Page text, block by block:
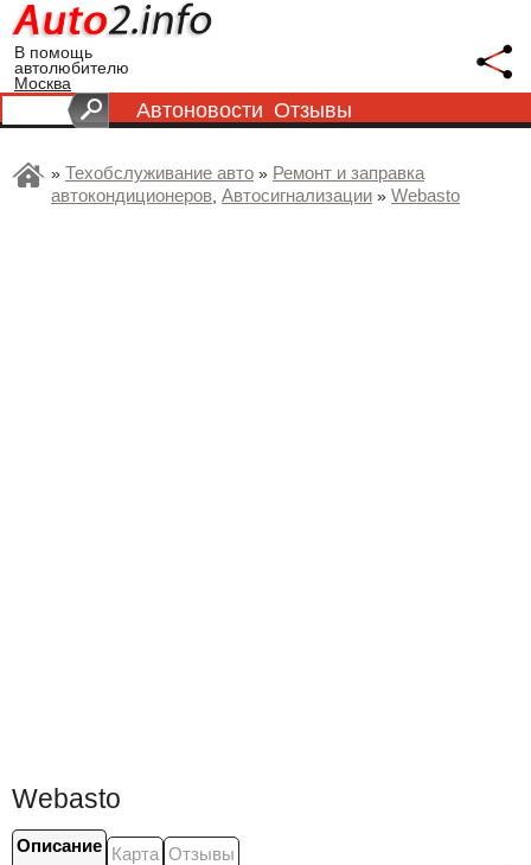
В помощь
автолюбителю
Москва
Автоновости Отзывы
» Техобслуживание авто » Ремонт и заправка
автокондиционеров, Автосигнализации » Webasto
Webasto
Описание Карта Отзывы